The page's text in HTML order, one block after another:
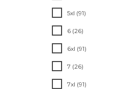
5xl (91)
6 (26)
6xl (91)
7 (26)
7xl (91)